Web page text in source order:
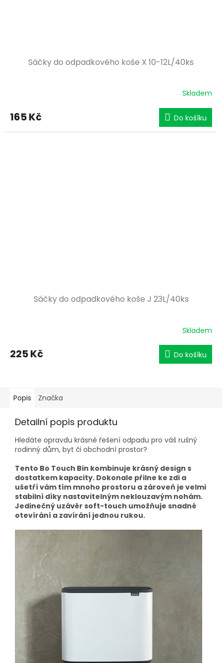
Sáčky do odpadkového koše X 10-12L/40ks
Skladem
165 Kč Do košíku
Sáčky do odpadkového koše J 23L/40ks
Skladem
225 Kč Do košíku
Popis Značka
Detailní popis produktu
Hledáte opravdu krásné řešení odpadu pro váš rušný
rodinný dům, byt či obchodní prostor?
Tento Bo Touch Bin kombinuje krásný design s
dostatkem kapacity. Dokonale přilne ke zdi a
ušetří vám tím mnoho prostoru a zároveň je velmi
stabilní díky nastavitelným neklouzavým nohám.
Jedinečný uzávěr soft-touch umožňuje snadné
otevírání a zavírání jednou rukou.